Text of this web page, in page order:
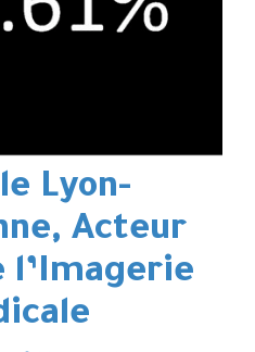
Lyon-
Acteur
l’Imagerie